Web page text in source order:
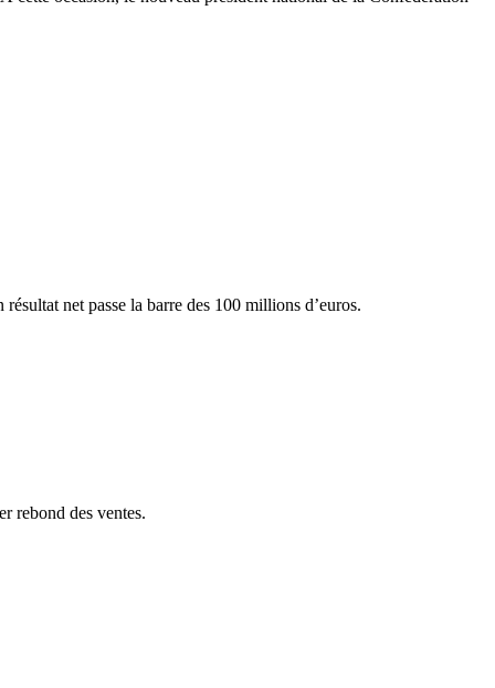
net passe la barre des 100 millions d’euros.
rebond des ventes.